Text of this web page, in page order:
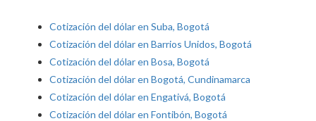
Cotización del dólar en Suba, Bogotá
Cotización del dólar en Barrios Unidos, Bogotá
Cotización del dólar en Bosa, Bogotá
Cotización del dólar en Bogotá, Cundinamarca
Cotización del dólar en Engativá, Bogotá
Cotización del dólar en Fontibón, Bogotá